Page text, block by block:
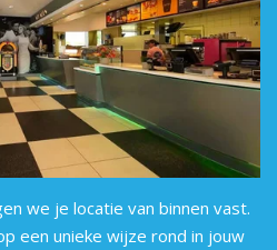
we je locatie van binnen vast.
een unieke wijze rond in jouw